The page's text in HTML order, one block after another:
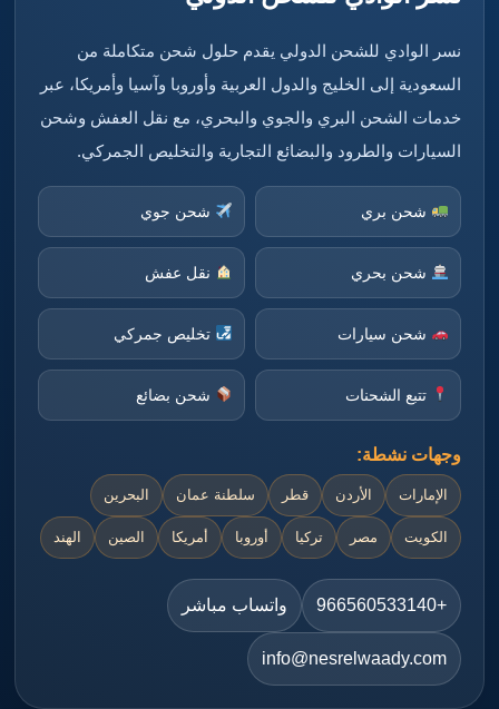
نسر الوادي للشحن الدولي يقدم حلول شحن متكاملة من
السعودية إلى الخليج والدول العربية وأوروبا وآسيا وأمريكا، عبر
خدمات الشحن البري والجوي والبحري، مع نقل العفش وشحن
السيارات والطرود والبضائع التجارية والتخليص الجمركي.
شحن بري شحن جوي
شحن بحري نقل عفش
شحن سيارات تخليص جمركي
تتبع الشحنات شحن بضائع
وجهات نشطة:
الإمارات الأردن قطر سلطنة عمان البحرين
الكويت مصر تركيا أوروبا أمريكا الصين الهند
+966560533140 واتساب مباشر
info@nesrelwaady.com